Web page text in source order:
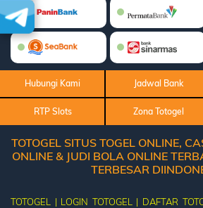
Hubungi Kami Jadwal Bank
RTP Slots Zona Totogel
TOTOGEL SITUS TOGEL ONLINE,
ONLINE & JUDI BOLA ONLINE
TERBESAR
TOTOGEL | LOGIN TOTOGEL | DAFTAR